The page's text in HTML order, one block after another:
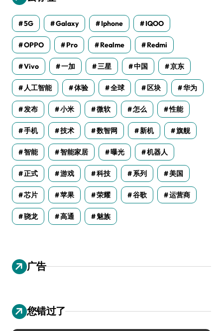
5G Galaxy Iphone IQOO
OPPO Pro Realme Redmi
Vivo 一加 三星 中国 京东
人工智能 体验 全球 区块 华为
发布 小米 微软 怎么 性能
手机 技术 数智网 新机 旗舰
智能 智能家居 曝光 机器人
正式 游戏 科技 系列 美国
芯片 苹果 荣耀 谷歌 运营商
骁龙 高通 魅族
广告
您错过了